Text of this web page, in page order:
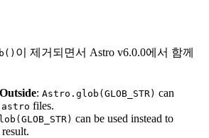
이 제거되면서 Astro v6.0.0에서 함께
: Astro.glob(GLOB_STR) can
files.
can be used instead to